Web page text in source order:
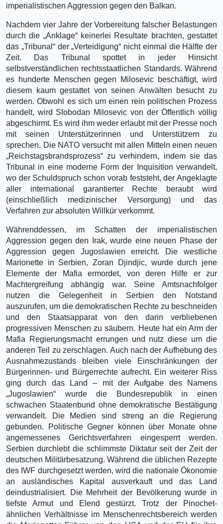
imperialistischen Aggression gegen den Balkan.
Nachdem vier Jahre der Vorbereitung falscher Belastungen
durch die „Anklage“ keinerlei Resultate brachten, gestattet
das „Tribunal“ der „Verteidigung“ nicht einmal die Hälfte der
Zeit. Das Tribunal spottet in jeder Hinsicht
selbstverständlichen rechtsstaatlichen Standards. Während
es hunderte Menschen gegen Milosevic beschäftigt, wird
diesem kaum gestattet von seinen Anwälten besucht zu
werden. Obwohl es sich um einen rein politischen Prozess
handelt, wird Slobodan Milosevic von der Öffentlich völlig
abgeschirmt. Es wird ihm weder erlaubt mit der Presse noch
mit seinen Unterstützerinnen und Unterstützern zu
sprechen. Die NATO versucht mit allen Mitteln einen neuen
„Reichstagsbrandsprozess“ zu verhindern, indem sie das
Tribunal in eine moderne Form der Inquisition verwandelt,
wo der Schuldspruch schon vorab feststeht, der Angeklagte
aller international garantierter Rechte beraubt wird
(einschließlich medizinischer Versorgung) und das
Verfahren zur absoluten Willkür verkommt.
Währenddessen, im Schatten der imperialistischen
Aggression gegen den Irak, wurde eine neuen Phase der
Aggression gegen Jugoslawien erreicht. Die westliche
Marionette in Serbien, Zoran Djindjic, wurde durch jene
Elemente der Mafia ermordet, von deren Hilfe er zur
Machtergreifung abhängig war. Seine Amtsnachfolger
nutzen die Gelegenheit in Serbien den Notstand
auszurufen, um die demokratischen Rechte zu beschneiden
und den Staatsapparat von den darin verbliebenen
progressiven Menschen zu säubern. Heute hat ein Arm der
Mafia Regierungsmacht errungen und nutz diese um die
anderen Teil zu zerschlagen. Auch nach der Aufhebung des
Ausnahmezustands bleiben viele Einschränkungen der
Bürgerinnen- und Bürgerrechte aufrecht. Ein weiterer Riss
ging durch das Land – mit der Aufgabe des Namens
„Jugoslawien“ wurde die Bundesrepublik in einen
schwachen Staatenbund ohne demokratische Bestätigung
verwandelt. Die Medien sind streng an die Regierung
gebunden. Politische Gegner können über Monate ohne
angemessenes Gerichtsverfahren eingesperrt werden.
Serbien durchlebt die schlimmste Diktatur seit der Zeit der
deutschen Militärbesatzung. Während die üblichen Rezepte
des IWF durchgesetzt werden, wird die nationale Ökonomie
an ausländisches Kapital ausverkauft und das Land
deindustrialisiert. Die Mehrheit der Bevölkerung wurde in
tiefste Armut und Elend gestürzt. Trotz der Pinochet-
ähnlichen Verhältnisse im Menschenrechtsbereich werden